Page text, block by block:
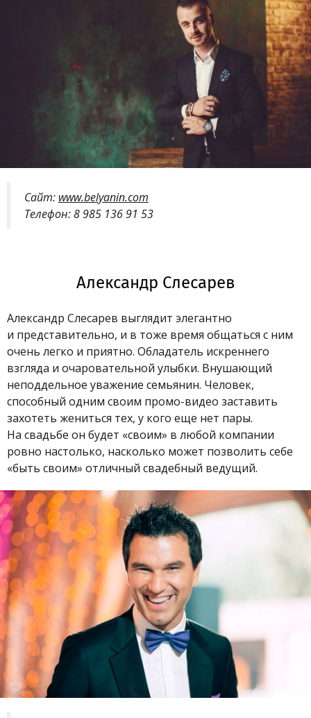
Сайт: www.belyanin.com
Телефон: 8 985 136 91 53
Александр Слесарев
Александр Слесарев выглядит элегантно
и представительно, и в тоже время общаться с ним
очень легко и приятно. Обладатель искреннего
взгляда и очаровательной улыбки. Внушающий
неподдельное уважение семьянин. Человек,
способный одним своим промо-видео заставить
захотеть жениться тех, у кого еще нет пары.
На свадьбе он будет «своим» в любой компании
ровно настолько, насколько может позволить себе
«быть своим» отличный свадебный ведущий.